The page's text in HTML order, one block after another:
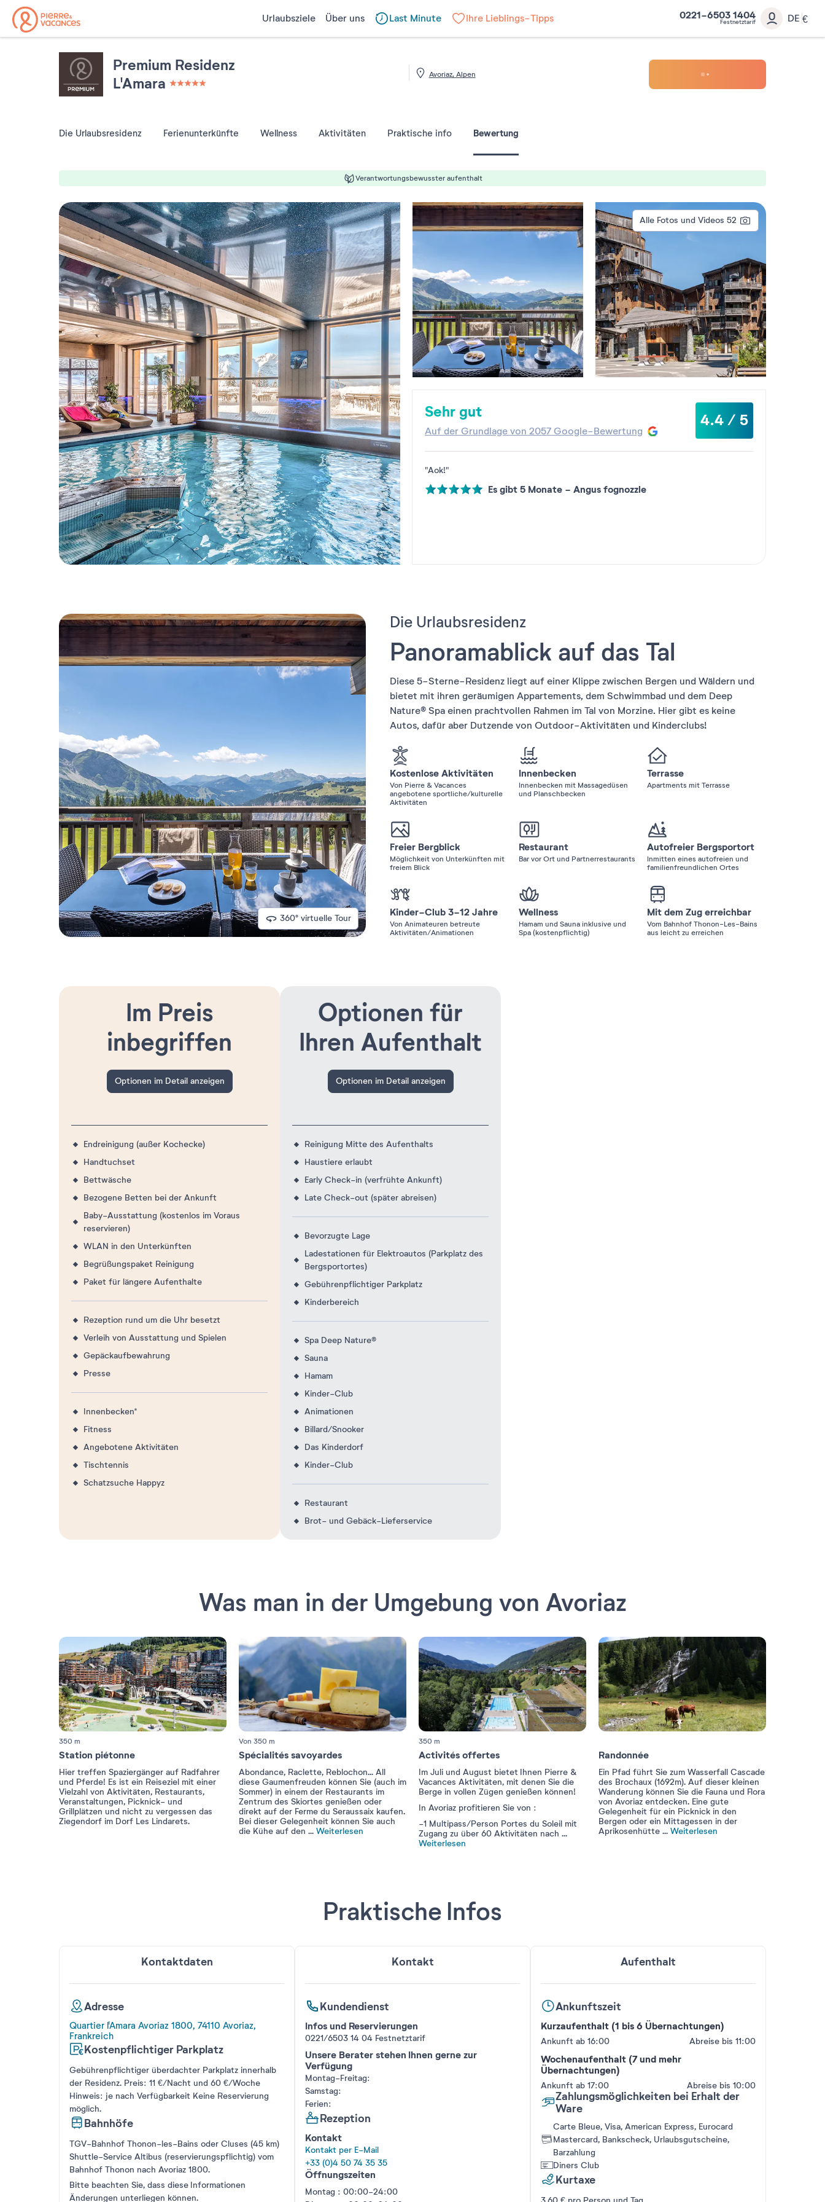
Urlaubsziele Über uns Last Minute Ihre Lieblings-Tipps 0221-6503 1404
Festnetztarif DE €
Premium Residenz
L'Amara
Avoriaz, Alpen
Die Urlaubsresidenz Ferienunterkünfte Wellness Aktivitäten Praktische info Bewertung
Verantwortungsbewusster aufenthalt
Sehr gut
Auf der Grundlage von 2057 Google-Bewertung
4.4 / 5
"Aok!"
Es gibt 5 Monate - angus fognozzle
Alle Fotos und Videos 52
360° virtuelle Tour
Die Urlaubsresidenz
Panoramablick auf das Tal
Diese 5-Sterne-Residenz liegt auf einer Klippe zwischen Bergen und Wäldern und
bietet mit ihren geräumigen Appartements, dem Schwimmbad und dem Deep
Nature® Spa einen prachtvollen Rahmen im Tal von Morzine. Hier gibt es keine
Autos, dafür aber Dutzende von Outdoor-Aktivitäten und Kinderclubs!
Kostenlose Aktivitäten
Von Pierre & Vacances
angebotene sportliche/kulturelle
Aktivitäten
Innenbecken
Innenbecken mit Massagedüsen
und Planschbecken
Terrasse
Apartments mit Terrasse
Freier Bergblick
Möglichkeit von Unterkünften mit
freiem Blick
Restaurant
Bar vor Ort und Partnerrestaurants
Autofreier Bergsportort
Inmitten eines autofreien und
familienfreundlichen Ortes
Kinder-Club 3-12 Jahre
Von Animateuren betreute
Aktivitäten/Animationen
Wellness
Hamam und Sauna inklusive und
Spa (kostenpflichtig)
Mit dem Zug erreichbar
Vom Bahnhof Thonon-Les-Bains
aus leicht zu erreichen
Im Preis
inbegriffen
Optionen im Detail anzeigen
Endreinigung (außer Kochecke)
Handtuchset
Bettwäsche
Bezogene Betten bei der Ankunft
Baby-Ausstattung (kostenlos im Voraus
reservieren)
WLAN in den Unterkünften
Begrüßungspaket Reinigung
Paket für längere Aufenthalte
Rezeption rund um die Uhr besetzt
Verleih von Ausstattung und Spielen
Gepäckaufbewahrung
Presse
Innenbecken*
Fitness
Angebotene Aktivitäten
Tischtennis
Schatzsuche Happyz
Optionen für
Ihren Aufenthalt
Optionen im Detail anzeigen
Reinigung Mitte des Aufenthalts
Haustiere erlaubt
Early Check-in (verfrühte Ankunft)
Late Check-out (später abreisen)
Bevorzugte Lage
Ladestationen für Elektroautos (Parkplatz des
Bergsportortes)
Gebührenpflichtiger Parkplatz
Kinderbereich
Spa Deep Nature®
Sauna
Hamam
Kinder-Club
Animationen
Billard/Snooker
Das Kinderdorf
Kinder-Club
Restaurant
Brot- und Gebäck-Lieferservice
Was man in der Umgebung von Avoriaz
350 m
Station piétonne
Hier treffen Spaziergänger auf Radfahrer
und Pferde! Es ist ein Reiseziel mit einer
Vielzahl von Aktivitäten, Restaurants,
Veranstaltungen, Picknick- und
Grillplätzen und nicht zu vergessen das
Ziegendorf im Dorf Les Lindarets.
Von 350 m
Spécialités savoyardes
Abondance, Raclette, Reblochon... All
diese Gaumenfreuden können Sie (auch im
Sommer) in einem der Restaurants im
Zentrum des Skiortes genießen oder
direkt auf der Ferme du Seraussaix kaufen.
Bei dieser Gelegenheit können Sie auch
die Kühe auf den ... Weiterlesen
350 m
Activités offertes
Im Juli und August bietet Ihnen Pierre &
Vacances Aktivitäten, mit denen Sie die
Berge in vollen Zügen genießen können!
In Avoriaz profitieren Sie von :
-1 Multipass/Person Portes du Soleil mit
Zugang zu über 60 Aktivitäten nach ...
Weiterlesen
Randonnée
Ein Pfad führt Sie zum Wasserfall Cascade
des Brochaux (1692m). Auf dieser kleinen
Wanderung können Sie die Fauna und Flora
von Avoriaz entdecken. Eine gute
Gelegenheit für ein Picknick in den
Bergen oder ein Mittagessen in der
Aprikosenhütte ... Weiterlesen
Praktische Infos
Kontaktdaten
Adresse
Quartier l'Amara Avoriaz 1800, 74110 Avoriaz,
Frankreich
Kostenpflichtiger Parkplatz
Gebührenpflichtiger überdachter Parkplatz innerhalb
der Residenz. Preis: 11 €/Nacht und 60 €/Woche
Hinweis: je nach Verfügbarkeit Keine Reservierung
möglich.
Bahnhöfe
TGV-Bahnhof Thonon-les-Bains oder Cluses (45 km)
Shuttle-Service Altibus (reservierungspflichtig) vom
Bahnhof Thonon nach Avoriaz 1800.
Bitte beachten Sie, dass diese Informationen
Änderungen unterliegen können.
Kontakt
Kundendienst
Infos und Reservierungen
0221/6503 14 04 Festnetztarif
Unsere Berater stehen Ihnen gerne zur
Verfügung
Montag-Freitag:
Samstag:
Ferien:
Rezeption
Kontakt
Kontakt per E-Mail
+33 (0)4 50 74 35 35
Öffnungszeiten
Montag : 00:00-24:00
Aufenthalt
Ankunftszeit
Kurzaufenthalt (1 bis 6 Übernachtungen)
Ankunft ab 16:00 Abreise bis 11:00
Wochenaufenthalt (7 und mehr
Übernachtungen)
Ankunft ab 17:00 Abreise bis 10:00
Zahlungsmöglichkeiten bei Erhalt der
Ware
Carte Bleue, Visa, American Express, Eurocard
Mastercard, Bankscheck, Urlaubsgutscheine,
Barzahlung
Diners Club
Kurtaxe